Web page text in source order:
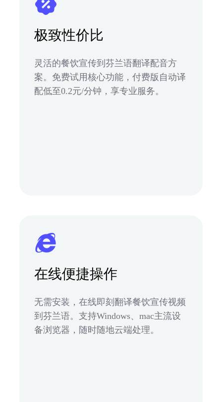
极致性价比
灵活的餐饮宣传到芬兰语翻译配音方
案。免费试用核心功能，付费版自动译
配低至0.2元/分钟，享专业服务。
在线便捷操作
无需安装，在线即刻翻译餐饮宣传视频
到芬兰语。支持Windows、mac主流设
备浏览器，随时随地云端处理。